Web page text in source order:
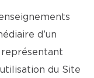
d’un
du Site